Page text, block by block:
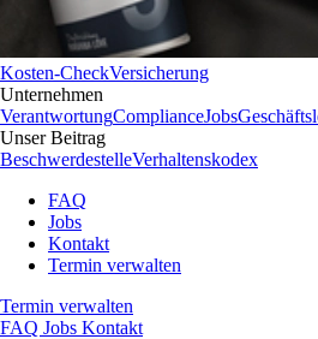
Kosten-CheckVersicherung
Unternehmen
VerantwortungComplianceJobs
Unser Beitrag
BeschwerdestelleVerhaltenskodex
FAQ
Jobs
Kontakt
Termin verwalten
Termin verwalten
FAQ Jobs Kontakt